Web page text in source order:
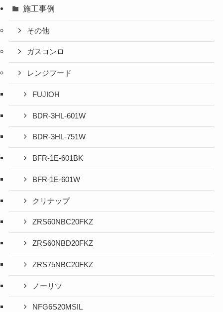
施工事例
その他
ガスコンロ
レンジフード
FUJIOH
BDR-3HL-601W
BDR-3HL-751W
BFR-1E-601BK
BFR-1E-601W
クリナップ
ZRS60NBC20FKZ
ZRS60NBD20FKZ
ZRS75NBC20FKZ
ノーリツ
NFG6S20MSIL